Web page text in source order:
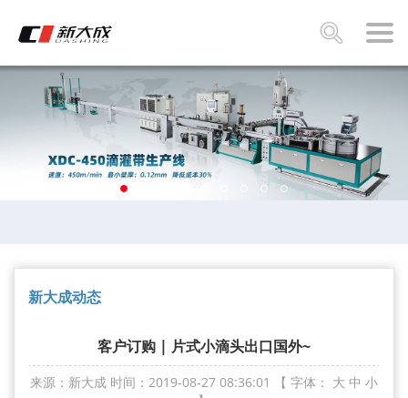
新大成动态
客户订购 | 片式小滴头出口国外~
来源：新大成 时间：2019-08-27 08:36:01 【 字体： 大 中 小